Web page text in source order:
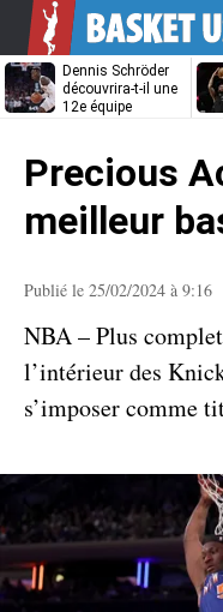
Dennis Schröder
découvrira-t-il une
12e équipe
Unibet
Precious
meilleur
Publié le 25/02/2024 à 9:16
NBA – Plus
l’intérieur des
s’imposer comme